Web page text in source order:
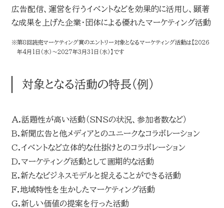
広告配信、運営を行うイベントなどを効果的に活用し、顕著
な成果を上げた企業・団体による優れたマーケティング活動
※第8回読売マーケティング賞のエントリー対象となるマーケティング活動は【2026
年4月1日（水）～2027年3月31日（水）】です
対象となる活動の特長（例）
A.話題性が高い活動（SNSの状況、参加者数など）
B.新聞広告と他メディアとのユニークなコラボレーション
C.イベントなど立体的な仕掛けとのコラボレーション
D.マーケティング活動として画期的な活動
E.新たなビジネスモデルと捉えることができる活動
F.地域特性を生かしたマーケティング活動
G.新しい価値の提案を行った活動